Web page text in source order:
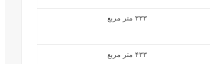
۳۳۳ متر مربع
۴۳۳ متر مربع